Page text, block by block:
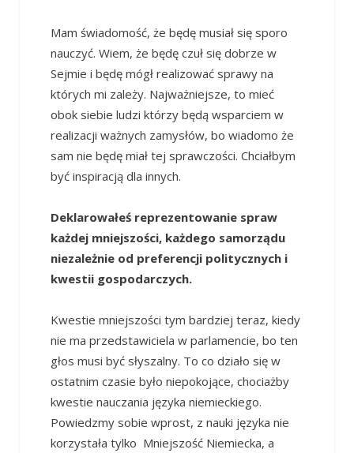
Mam świadomość, że będę musiał się sporo
nauczyć. Wiem, że będę czuł się dobrze w
Sejmie i będę mógł realizować sprawy na
których mi zależy. Najważniejsze, to mieć
obok siebie ludzi którzy będą wsparciem w
realizacji ważnych zamysłów, bo wiadomo że
sam nie będę miał tej sprawczości. Chciałbym
być inspiracją dla innych.
Deklarowałeś reprezentowanie spraw
każdej mniejszości, każdego samorządu
niezależnie od preferencji politycznych i
kwestii gospodarczych.
Kwestie mniejszości tym bardziej teraz, kiedy
nie ma przedstawiciela w parlamencie, bo ten
głos musi być słyszalny. To co działo się w
ostatnim czasie było niepokojące, chociażby
kwestie nauczania języka niemieckiego.
Powiedzmy sobie wprost, z nauki języka nie
korzystała tylko Mniejszość Niemiecka, a